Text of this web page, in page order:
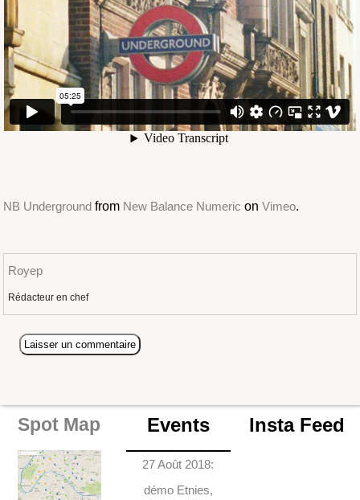
NB Underground from New Balance Numeric onVimeo.
Royep
Rédacteur en chef
Spot Map Events
27 Août 2018:
démo Etnies,
Insta Feed